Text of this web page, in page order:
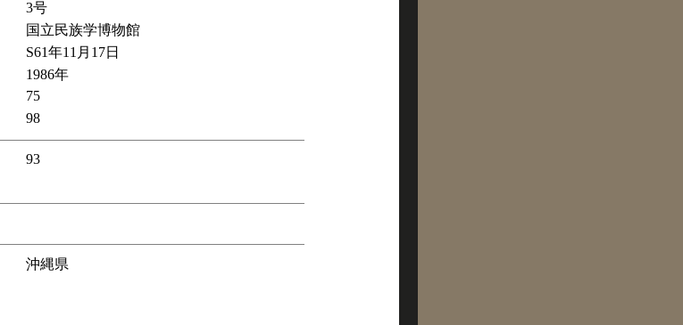
3号
国立民族学博物館
S61年11月17日
1986年
75
98
93
沖縄県